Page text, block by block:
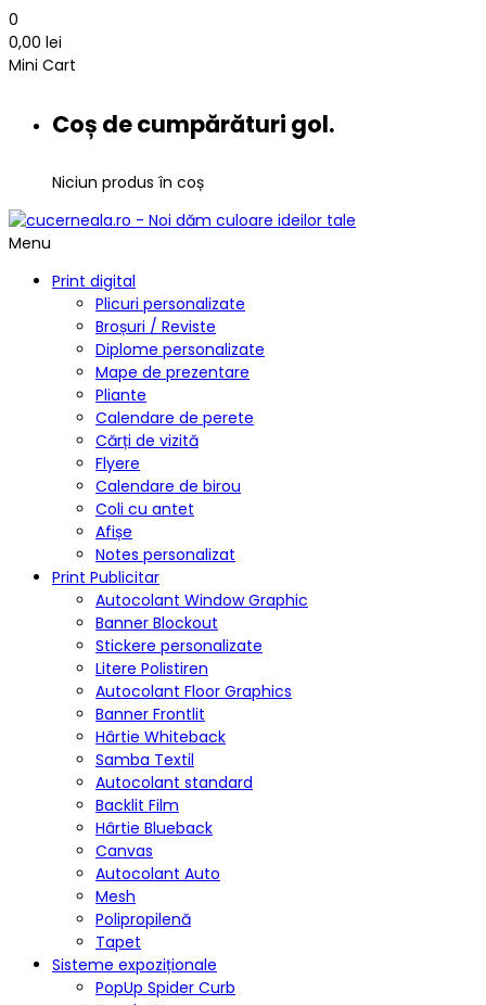
0
0,00 lei
Mini Cart
Coș de cumpărături gol.
Niciun produs în coș
Menu
Print digital
Plicuri personalizate
Broșuri / Reviste
Diplome personalizate
Mape de prezentare
Pliante
Calendare de perete
Cărți de vizită
Flyere
Calendare de birou
Coli cu antet
Afișe
Notes personalizat
Print Publicitar
Autocolant Window Graphic
Banner Blockout
Stickere personalizate
Litere Polistiren
Autocolant Floor Graphics
Banner Frontlit
Hârtie Whiteback
Samba Textil
Autocolant standard
Backlit Film
Hârtie Blueback
Canvas
Autocolant Auto
Mesh
Polipropilenă
Tapet
Sisteme expoziționale
PopUp Spider Curb